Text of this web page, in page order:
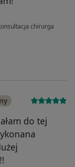
chirurga
do tej